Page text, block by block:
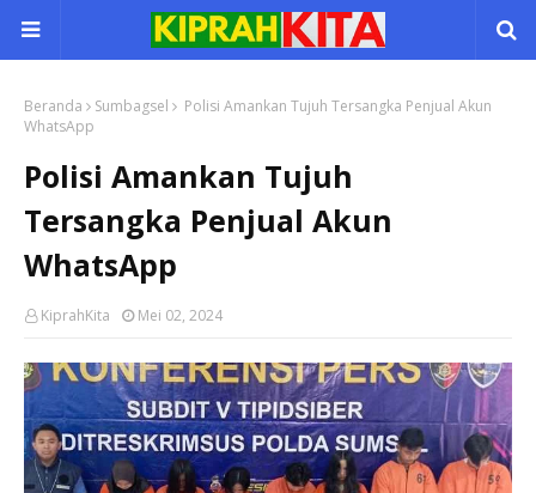
Beranda Sumbagsel
Polisi Amankan Tujuh Tersangka Penjual Akun
WhatsApp
Polisi Amankan Tujuh
Tersangka Penjual Akun
WhatsApp
KiprahKita Mei 02, 2024